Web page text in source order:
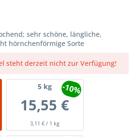
sehr schöne, längliche,
hörnchenförmige Sorte
steht derzeit nicht zur Verfügung!
5 kg
15,55 €
3,11 € / 1 kg
-10%